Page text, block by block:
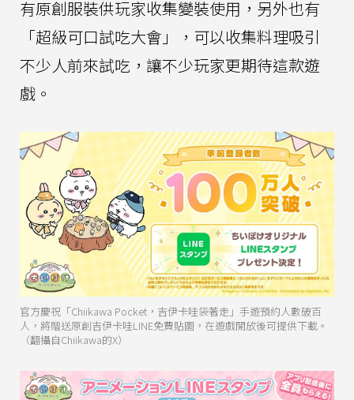
有原創服裝供玩家收集變裝使用，另外也有
「超級可口試吃大會」，可以收集料理吸引
不少人前來試吃，讓不少玩家更期待這款遊
戲。
官方慶祝「Chiikawa Pocket，吉伊卡哇袋著走」手遊預約人數破百
人，將贈送原創吉伊卡哇LINE免費貼圖，在遊戲開放後可提供下載。
（翻攝自Chiikawa的X）